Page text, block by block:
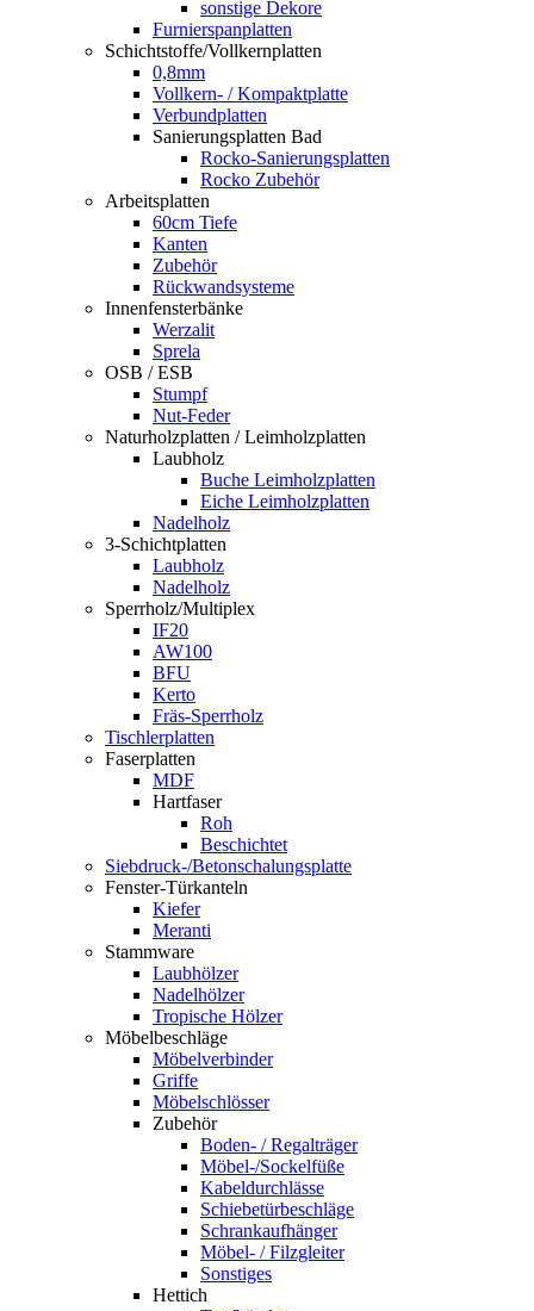
sonstige Dekore
Furnierspanplatten
Schichtstoffe/Vollkernplatten
0,8mm
Vollkern- / Kompaktplatte
Verbundplatten
Sanierungsplatten Bad
Rocko-Sanierungsplatten
Rocko Zubehör
Arbeitsplatten
60cm Tiefe
Kanten
Zubehör
Rückwandsysteme
Innenfensterbänke
Werzalit
Sprela
OSB / ESB
Stumpf
Nut-Feder
Naturholzplatten / Leimholzplatten
Laubholz
Buche Leimholzplatten
Eiche Leimholzplatten
Nadelholz
3-Schichtplatten
Laubholz
Nadelholz
Sperrholz/Multiplex
IF20
AW100
BFU
Kerto
Fräs-Sperrholz
Tischlerplatten
Faserplatten
MDF
Hartfaser
Roh
Beschichtet
Siebdruck-/Betonschalungsplatte
Fenster-Türkanteln
Kiefer
Meranti
Stammware
Laubhölzer
Nadelhölzer
Tropische Hölzer
Möbelbeschläge
Möbelverbinder
Griffe
Möbelschlösser
Zubehör
Boden- / Regalträger
Möbel-/Sockelfüße
Kabeldurchlässe
Schiebetürbeschläge
Schrankaufhänger
Möbel- / Filzgleiter
Sonstiges
Hettich